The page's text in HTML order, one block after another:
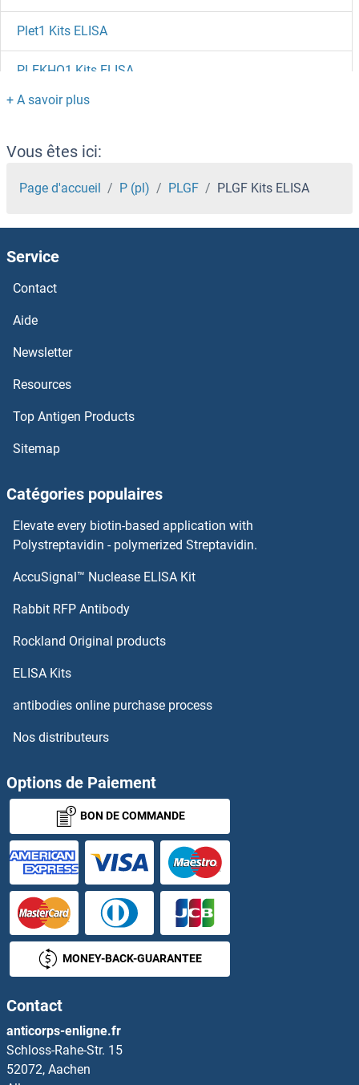
Plet1 Kits ELISA
PLEKHO1 Kits ELISA
Pleiotrophin Kits ELISA
Pleckstrin Kits ELISA
PLEC Kits ELISA
PLD3 Kits ELISA
PLD1 Kits ELISA
PLCD4 Kits ELISA
PLCB3 Kits ELISA
PLC Kits ELISA
PLAUR Kits ELISA
PLAU Kits ELISA
Platelet-Derived Growth Factor CC Kits ELISA
PLIN4 Kits ELISA
PLIN5 Kits ELISA
PLK1 Kits ELISA
PLK2 Kits ELISA
PLK3 Kits ELISA
PLOD1 Kits ELISA
PLOD2 Kits ELISA
PLOD3 Kits ELISA
PLP2 Kits ELISA
PLS1 Kits ELISA
Vous êtes ici:
Page d'accueil P (pl) PLGF PLGF Kits ELISA
Service
Contact
Aide
Newsletter
Resources
Top Antigen Products
Sitemap
Catégories populaires
Elevate every biotin-based application with
Polystreptavidin - polymerized Streptavidin.
AccuSignal™ Nuclease ELISA Kit
Rabbit RFP Antibody
Rockland Original products
ELISA Kits
antibodies online purchase process
Nos distributeurs
Options de Paiement
BON DE COMMANDE
MONEY-BACK-GUARANTEE
Contact
anticorps-enligne.fr
Schloss-Rahe-Str. 15
52072, Aachen